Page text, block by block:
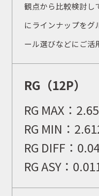
観点から比較検討し
にラインナップをグ
ール選びなどにご活
RG（12P）
RG MAX：
RG MIN：
RG DIFF：
RG ASY：